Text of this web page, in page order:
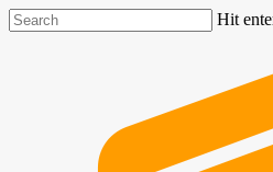
Hit